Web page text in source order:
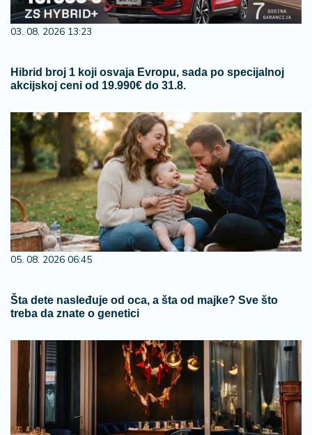
03. 08. 2026 13:23
Hibrid broj 1 koji osvaja Evropu, sada po specijalnoj
akcijskoj ceni od 19.990€ do 31.8.
05. 08. 2026 06:45
Šta dete nasleđuje od oca, a šta od majke? Sve što
treba da znate o genetici